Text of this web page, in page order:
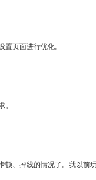
页面进行优化。
。
、掉线的情况了。我以前